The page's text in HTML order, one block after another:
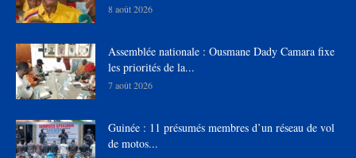
8 août 2026
Assemblée nationale : Ousmane Dady Camara fixe
les priorités de la...
7 août 2026
Guinée : 11 présumés membres d’un réseau de vol
de motos...